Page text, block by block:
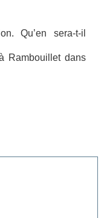
Qu’en sera-t-il
Rambouillet dans